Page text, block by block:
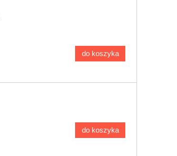
do koszyka
do koszyka